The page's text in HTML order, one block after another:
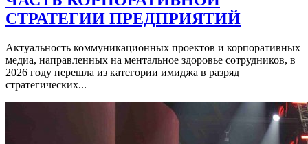
СТРАТЕГИИ ПРЕДПРИЯТИЙ
Актуальность коммуникационных проектов и корпоративных
медиа, направленных на ментальное здоровье сотрудников, в
2026 году перешла из категории имиджа в разряд
стратегических...